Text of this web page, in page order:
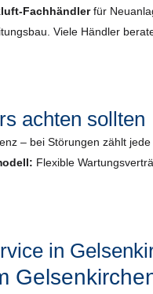
Fachhändlerfür
Viele Händler
achten sollten
– bei Störungen zählt jede
Flexible
in